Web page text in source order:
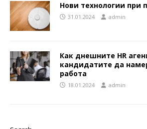
Нови технологии при
31.01.2024 admin
Как днешните HR
кандидатите да
работа
18.01.2024 admin